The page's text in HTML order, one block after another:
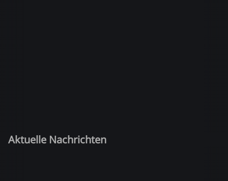
Aktuelle Nachrichten